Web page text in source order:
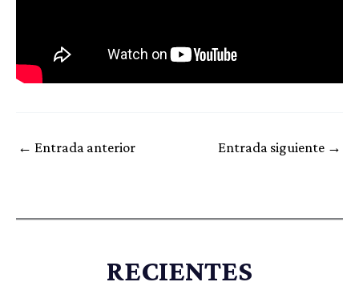
← Entrada anterior Entrada siguiente →
RECIENTES